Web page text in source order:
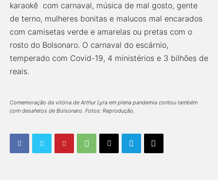
karaokê com carnaval, música de mal gosto, gente
de terno, mulheres bonitas e malucos mal encarados
com camisetas verde e amarelas ou pretas com o
rosto do Bolsonaro. O carnaval do escárnio,
temperado com Covid-19, 4 ministérios e 3 bilhões de
reais.
Comemoração da vitória de Arthur Lyra em plena pandemia contou também
com desafetos de Bolsonaro. Fotos: Reprodução.